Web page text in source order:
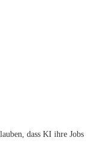
dass KI ihre Jobs